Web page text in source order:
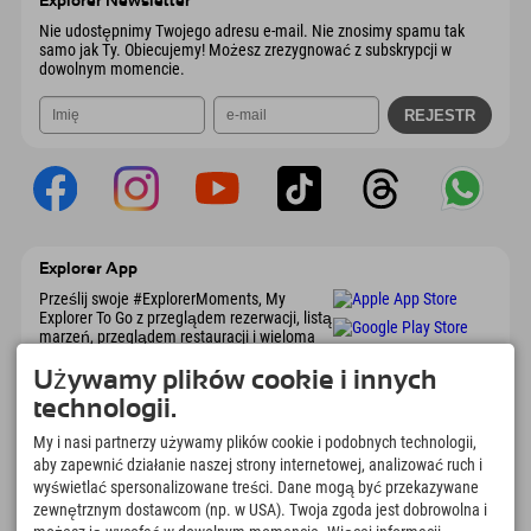
Nie udostępnimy Twojego adresu e-mail. Nie znosimy spamu tak
samo jak Ty. Obiecujemy! Możesz zrezygnować z subskrypcji w
dowolnym momencie.
Explorer App
Prześlij swoje #ExplorerMoments, My
Explorer To Go z przeglądem rezerwacji, listą
marzeń, przeglądem restauracji i wieloma
Czas na chwile odkrywcy
166
Jeziora górskie i baseny
rekreacyjne
4.634km
Stoki do jazdy na nartach i
snowboardzie
Używamy plików cookie i innych
technologii.
My i nasi partnerzy używamy plików cookie i podobnych technologii,
aby zapewnić działanie naszej strony internetowej, analizować ruch i
wyświetlać spersonalizowane treści. Dane mogą być przekazywane
zewnętrznym dostawcom (np. w USA). Twoja zgoda jest dobrowolna i